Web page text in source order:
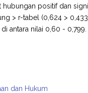
positif dan
> r-tabel (0,624 >
antara nilai 0,60 -
dan Hukum